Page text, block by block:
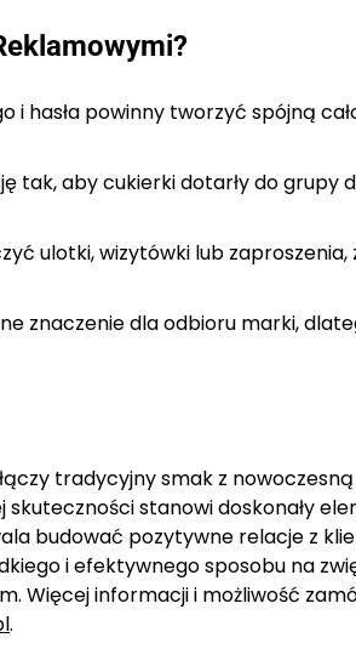
i hasła powinny tworzyć spójną
tak, aby cukierki dotarły do grupy
ulotki, wizytówki lub zaproszenia,
znaczenie dla odbioru marki,
tradycyjny smak z nowoczesną
skuteczności stanowi doskonały
budować pozytywne relacje z
i efektywnego sposobu na
Więcej informacji i możliwość
.